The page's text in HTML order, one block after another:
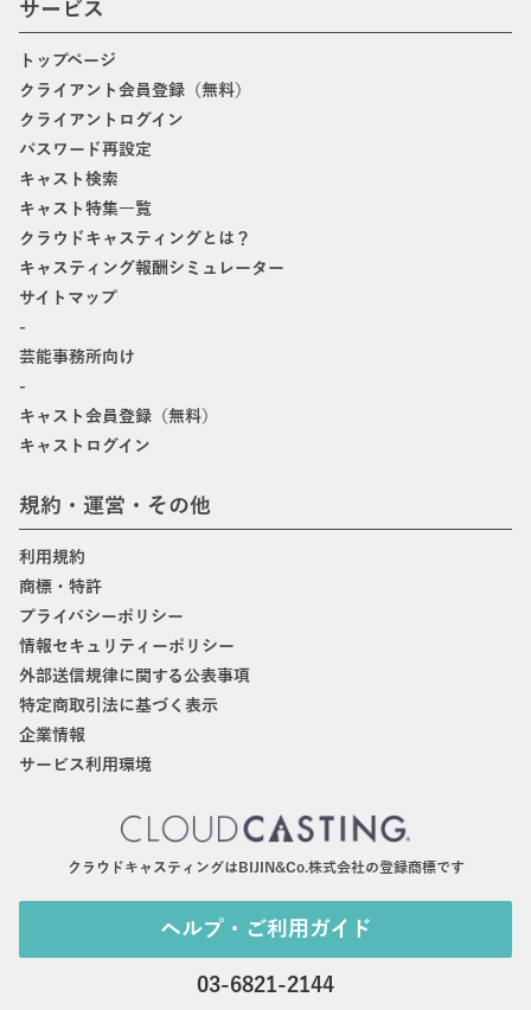
サービス
トップページ
クライアント会員登録（無料）
クライアントログイン
パスワード再設定
キャスト検索
キャスト特集一覧
クラウドキャスティングとは？
キャスティング報酬シミュレーター
サイトマップ
-
芸能事務所向け
-
キャスト会員登録（無料）
キャストログイン
規約・運営・その他
利用規約
商標・特許
プライバシーポリシー
情報セキュリティーポリシー
外部送信規律に関する公表事項
特定商取引法に基づく表示
企業情報
サービス利用環境
クラウドキャスティングはBIJIN&Co.株式会社の登録商標です
ヘルプ・ご利用ガイド
03-6821-2144